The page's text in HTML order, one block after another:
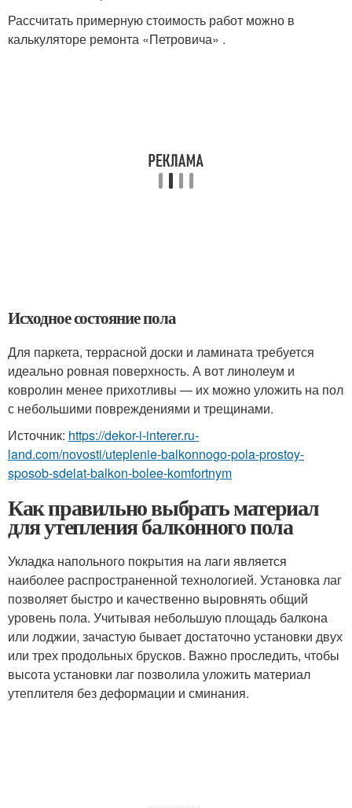
Рассчитать примерную стоимость работ можно в
калькуляторе ремонта «Петровича» .
Исходное состояние пола
Для паркета, террасной доски и ламината требуется
идеально ровная поверхность. А вот линолеум и
ковролин менее прихотливы — их можно уложить на пол
с небольшими повреждениями и трещинами.
Источник: https://dekor-i-interer.ru-
land.com/novosti/uteplenie-balkonnogo-pola-prostoy-
sposob-sdelat-balkon-bolee-komfortnym
Как правильно выбрать материал
для утепления балконного пола
Укладка напольного покрытия на лаги является
наиболее распространенной технологией. Установка лаг
позволяет быстро и качественно выровнять общий
уровень пола. Учитывая небольшую площадь балкона
или лоджии, зачастую бывает достаточно установки двух
или трех продольных брусков. Важно проследить, чтобы
высота установки лаг позволила уложить материал
утеплителя без деформации и сминания.